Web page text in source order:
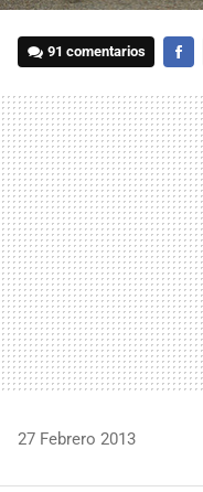
91 comentarios
27 Febrero 2013